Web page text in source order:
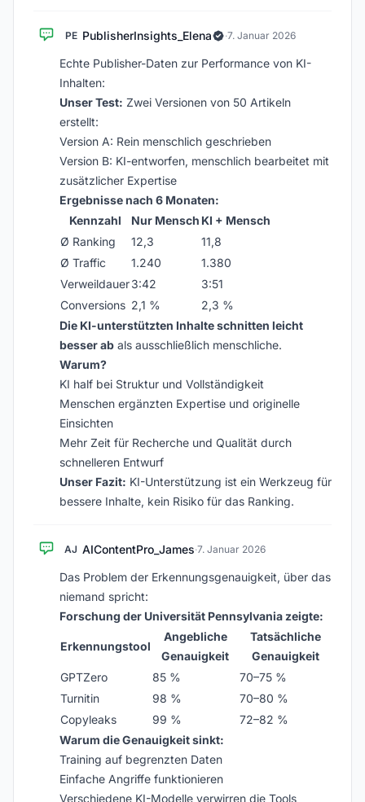
PE PublisherInsights_Elena ·7. Januar 2026
Echte Publisher-Daten zur Performance von KI-
Inhalten:
Unser Test: Zwei Versionen von 50 Artikeln
erstellt:
Version A: Rein menschlich geschrieben
Version B: KI-entworfen, menschlich bearbeitet mit
zusätzlicher Expertise
Ergebnisse nach 6 Monaten:
Kennzahl
Nur Mensch KI + Mensch
Ø Ranking
12,3
11,8
Ø Traffic
1.240
1.380
Verweildauer3:42
3:51
Conversions 2,1 %
2,3 %
Die KI-unterstützten Inhalte schnitten leicht
besser ab als ausschließlich menschliche.
Warum?
KI half bei Struktur und Vollständigkeit
Menschen ergänzten Expertise und originelle
Einsichten
Mehr Zeit für Recherche und Qualität durch
schnelleren Entwurf
Unser Fazit: KI-Unterstützung ist ein Werkzeug für
bessere Inhalte, kein Risiko für das Ranking.
AJ AIContentPro_James·7. Januar 2026
Das Problem der Erkennungsgenauigkeit, über das
niemand spricht:
Forschung der Universität Pennsylvania zeigte:
Erkennungstool
Angebliche
Genauigkeit
Tatsächliche
Genauigkeit
GPTZero
85 %
70–75 %
Turnitin
98 %
70–80 %
Copyleaks
99 %
72–82 %
Warum die Genauigkeit sinkt:
Training auf begrenzten Daten
Einfache Angriffe funktionieren
Verschiedene KI-Modelle verwirren die Tools